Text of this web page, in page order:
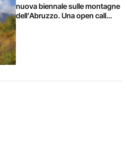
nuova biennale sulle montagne
dell’Abruzzo. Una open call